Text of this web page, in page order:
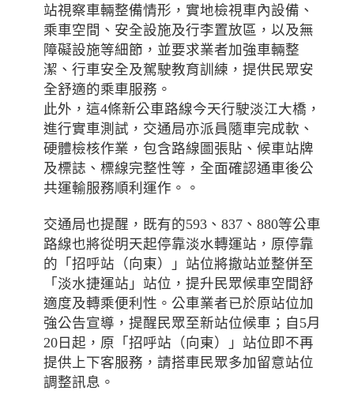
站視察車輛整備情形，實地檢視車內設備、
乘車空間、安全設施及行李置放區，以及無
障礙設施等細節，並要求業者加強車輛整
潔、行車安全及駕駛教育訓練，提供民眾安
全舒適的乘車服務。
此外，這4條新公車路線今天行駛淡江大橋，
進行實車測試，交通局亦派員隨車完成軟、
硬體檢核作業，包含路線圖張貼、候車站牌
及標誌、標線完整性等，全面確認通車後公
共運輸服務順利運作。。
交通局也提醒，既有的593、837、880等公車
路線也將從明天起停靠淡水轉運站，原停靠
的「招呼站（向東）」站位將撤站並整併至
「淡水捷運站」站位，提升民眾候車空間舒
適度及轉乘便利性。公車業者已於原站位加
強公告宣導，提醒民眾至新站位候車；自5月
20日起，原「招呼站（向東）」站位即不再
提供上下客服務，請搭車民眾多加留意站位
調整訊息。